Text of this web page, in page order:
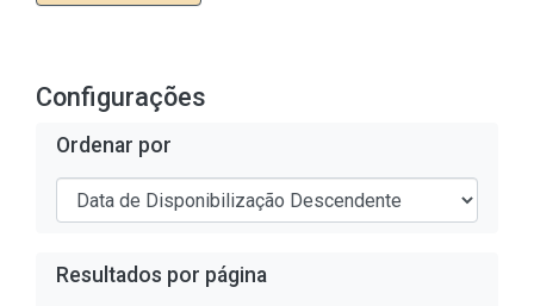
Configurações
Ordenar por
Resultados por página